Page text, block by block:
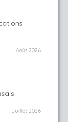
Août 2026
Juillet 2026